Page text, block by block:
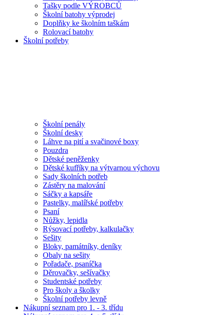
Tašky podle VÝROBCŮ
Školní batohy výprodej
Doplňky ke školním taškám
Rolovací batohy
Školní potřeby
Školní penály
Školní desky
Láhve na pití a svačinové boxy
Pouzdra
Dětské peněženky
Dětské kufříky na výtvarnou výchovu
Sady školních potřeb
Zástěry na malování
Sáčky a kapsáře
Pastelky, malířské potřeby
Psaní
Nůžky, lepidla
Rýsovací potřeby, kalkulačky
Sešity
Bloky, památníky, deníky
Obaly na sešity
Pořadače, psaníčka
Děrovačky, sešívačky
Studentské potřeby
Pro školy a školky
Školní potřeby levně
Nákupní seznam pro 1. - 3. třídu